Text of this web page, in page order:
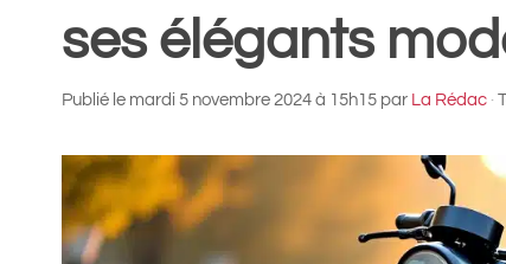
ses élégants
Publié le mardi 5 novembre 2024 à 15h15 par La Rédac ·